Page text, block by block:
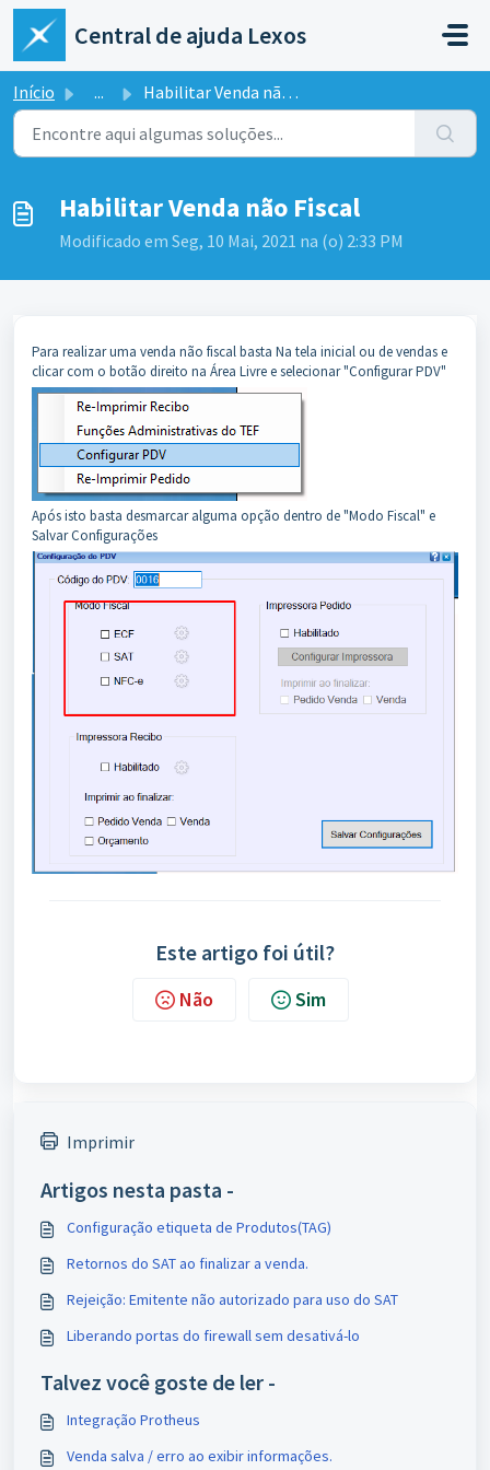
Ir para o conteúdo principal
Central de ajuda Lexos
Início ... Habilitar Venda não Fiscal
Habilitar Venda não Fiscal
Modificado em Seg, 10 Mai, 2021 na (o) 2:33 PM
Para realizar uma venda não fiscal basta Na tela inicial ou de vendas e
clicar com o botão direito na Área Livre e selecionar "Configurar PDV"
Após isto basta desmarcar alguma opção dentro de "Modo Fiscal" e
Salvar Configurações
Este artigo foi útil?
Não Sim
Imprimir
Artigos nesta pasta -
Configuração etiqueta de Produtos(TAG)
Retornos do SAT ao finalizar a venda.
Rejeição: Emitente não autorizado para uso do SAT
Liberando portas do firewall sem desativá-lo
Talvez você goste de ler -
Integração Protheus
Venda salva / erro ao exibir informações.